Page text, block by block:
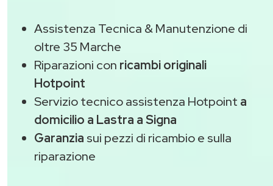
Assistenza Tecnica & Manutenzione di
oltre 35 Marche
Riparazioni con ricambi originali
Hotpoint
Servizio tecnico assistenza Hotpoint a
domicilio a Lastra a Signa
Garanzia sui pezzi di ricambio e sulla
riparazione